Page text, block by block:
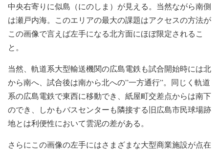
中央右寄りに似島（にのしま）が見える。当然ながら南側
は瀬戸内海。このエリアの最大の課題はアクセスの方法が
この画像で言えば左手になる北方面にほぼ限定されるこ
と。
当然、軌道系大型輸送機関の広島電鉄も試合開始時には北
から南へ、試合後は南から北への”一方通行”。同じく軌道
系の広島電鉄で東西に移動でき、紙屋町交差点からは南下
のでき、しかもバスセンターも隣接する旧広島市民球場跡
地とは利便性において雲泥の差がある。
さらにこの画像の左手にはさまざまな大型商業施設が点在